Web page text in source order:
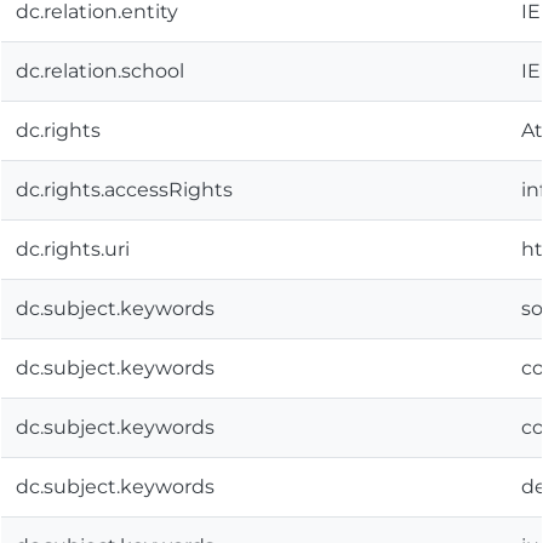
dc.relation.entity
dc.relation.school
dc.rights
dc.rights.accessRights
dc.rights.uri
dc.subject.keywords
dc.subject.keywords
dc.subject.keywords
dc.subject.keywords